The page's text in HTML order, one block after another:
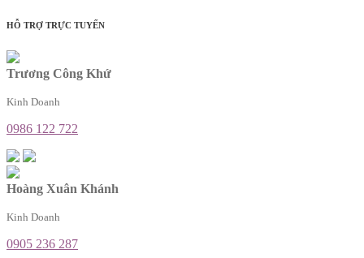
HỖ TRỢ TRỰC TUYẾN
Trương Công Khứ
Kinh Doanh
0986 122 722
Hoàng Xuân Khánh
Kinh Doanh
0905 236 287